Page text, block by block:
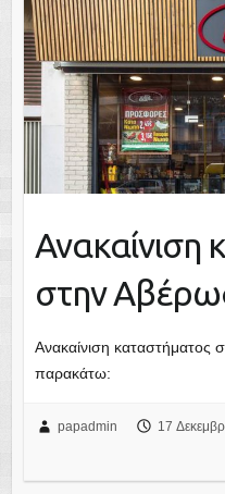
Ανακαίνιση
στην
Ανακαίνιση καταστήματος
παρακάτω:
papadmin 17